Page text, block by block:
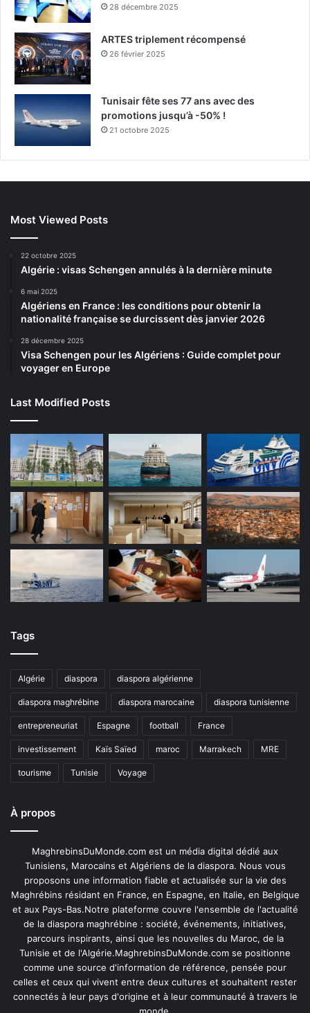
28 décembre 2025
ARTES triplement récompensé
26 février 2025
Tunisair fête ses 77 ans avec des
promotions jusqu’à -50% !
21 octobre 2025
Most Viewed Posts
22 octobre 2025
Algérie : visas Schengen annulés à la dernière minute
6 mai 2025
Algériens en France : les conditions pour obtenir la
nationalité française se durcissent dès janvier 2026
28 décembre 2025
Visa Schengen pour les Algériens : Guide complet pour
voyager en Europe
Last Modified Posts
Tags
Algérie diaspora diaspora algérienne
diaspora maghrébine diaspora marocaine diaspora tunisienne
entrepreneuriat Espagne football France
investissement Kaïs Saïed maroc Marrakech MRE
tourisme Tunisie Voyage
À propos
MaghrebinsDuMonde.com est un média digital dédié aux
Tunisiens, Marocains et Algériens de la diaspora. Nous vous
proposons une information fiable et actualisée sur la vie des
Maghrébins résidant en France, en Espagne, en Italie, en Belgique
et aux Pays-Bas.Notre plateforme couvre l'ensemble de l'actualité
de la diaspora maghrébine : société, événements, initiatives,
parcours inspirants, ainsi que les nouvelles du Maroc, de la
Tunisie et de l'Algérie.MaghrebinsDuMonde.com se positionne
comme une source d'information de référence, pensée pour
celles et ceux qui vivent entre deux cultures et souhaitent rester
connectés à leur pays d'origine et à leur communauté à travers le